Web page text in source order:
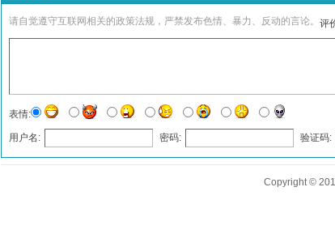
请自觉遵守互联网相关的政策法规，严禁发布色情、暴力、反动的言论。 评
表情:
用户名: 密码: 验证码:
发表评论
Copyright ©